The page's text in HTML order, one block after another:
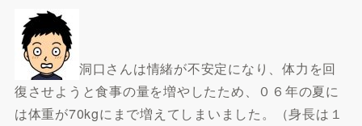
洞口さんは情緒が不安定になり、体力を回
復させようと食事の量を増やしたため、０６年の夏に
は体重が70kgにまで増えてしまいました。（身長は１